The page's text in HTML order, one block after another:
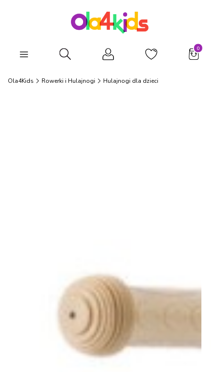
Otwórz wyszukiwarkę
Ola4Kids Rowerki i Hulajnogi Hulajnogi dla dzieci